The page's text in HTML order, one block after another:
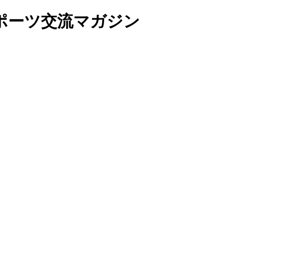
ーツ交流マガジン